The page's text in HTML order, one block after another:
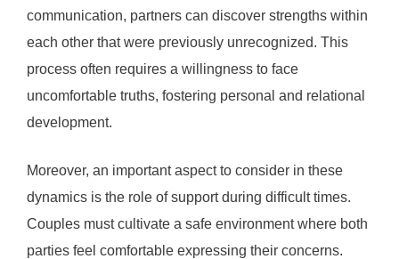
communication, partners can discover strengths within
each other that were previously unrecognized. This
process often requires a willingness to face
uncomfortable truths, fostering personal and relational
development.
Moreover, an important aspect to consider in these
dynamics is the role of support during difficult times.
Couples must cultivate a safe environment where both
parties feel comfortable expressing their concerns.